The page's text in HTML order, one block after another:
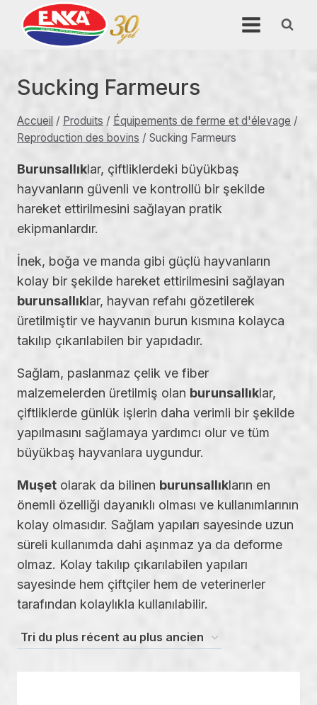
contenu
Sucking Farmeurs
Accueil / Produits / Équipements de ferme et d'élevage /
Reproduction des bovins / Sucking Farmeurs
Burunsallıklar, çiftliklerdeki büyükbaş
hayvanların güvenli ve kontrollü bir şekilde
hareket ettirilmesini sağlayan pratik
ekipmanlardır.
İnek, boğa ve manda gibi güçlü hayvanların
kolay bir şekilde hareket ettirilmesini sağlayan
burunsallıklar, hayvan refahı gözetilerek
üretilmiştir ve hayvanın burun kısmına kolayca
takılıp çıkarılabilen bir yapıdadır.
Sağlam, paslanmaz çelik ve fiber
malzemelerden üretilmiş olan burunsallıklar,
çiftliklerde günlük işlerin daha verimli bir şekilde
yapılmasını sağlamaya yardımcı olur ve tüm
büyükbaş hayvanlara uygundur.
Muşet olarak da bilinen burunsallıkların en
önemli özelliği dayanıklı olması ve kullanımlarının
kolay olmasıdır. Sağlam yapıları sayesinde uzun
süreli kullanımda dahi aşınmaz ya da deforme
olmaz. Kolay takılıp çıkarılabilen yapıları
sayesinde hem çiftçiler hem de veterinerler
tarafından kolaylıkla kullanılabilir.